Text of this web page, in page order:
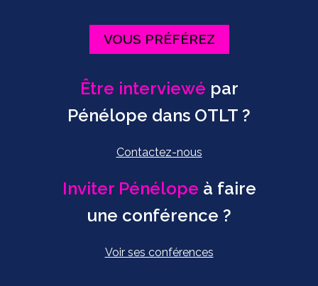
VOUS PRÉFÉREZ
Être interviewé par
Pénélope dans OTLT ?
Contactez-nous
Inviter Pénélope à faire
une conférence ?
Voir ses conférences